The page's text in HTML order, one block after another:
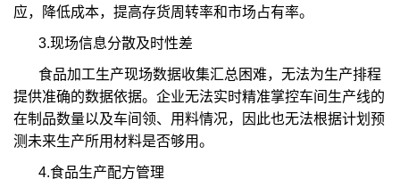
应，降低成本，提高存货周转率和市场占有率。
3.现场信息分散及时性差
食品加工生产现场数据收集汇总困难，无法为生产排程
提供准确的数据依据。企业无法实时精准掌控车间生产线的
在制品数量以及车间领、用料情况，因此也无法根据计划预
测未来生产所用材料是否够用。
4.食品生产配方管理